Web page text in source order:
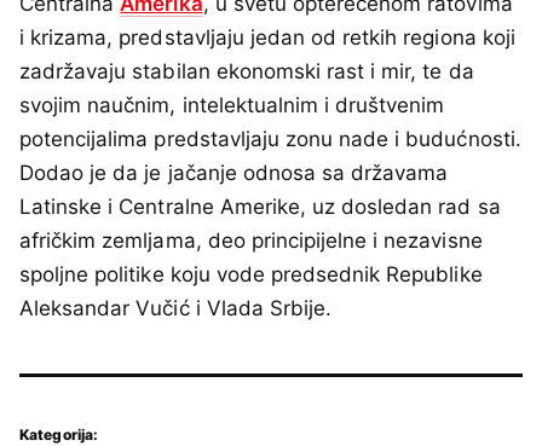
i krizama, predstavljaju jedan od retkih regiona koji
zadržavaju stabilan ekonomski rast i mir, te da
svojim naučnim, intelektualnim i društvenim
potencijalima predstavljaju zonu nade i budućnosti.
Dodao je da je jačanje odnosa sa državama
Latinske i Centralne Amerike, uz dosledan rad sa
afričkim zemljama, deo principijelne i nezavisne
spoljne politike koju vode predsednik Republike
Aleksandar Vučić i Vlada Srbije.
Kategorija: